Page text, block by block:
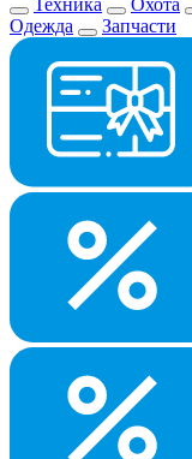
Техника
Охота
Одежда
Запчасти